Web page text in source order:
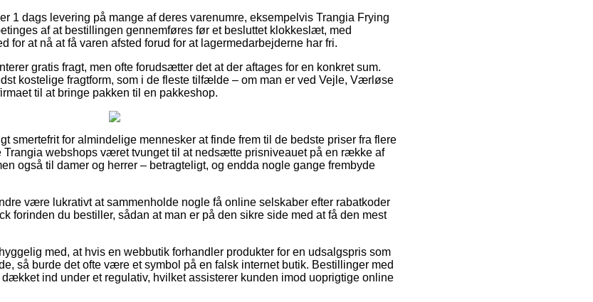
1 dags levering på mange af deres varenumre, eksempelvis Trangia Frying
af at bestillingen gennemføres før et besluttet klokkeslæt, med
for at nå at få varen afsted forud for at lagermedarbejderne har fri.
gratis fragt, men ofte forudsætter det at der aftages for en konkret sum.
kostelige fragtform, som i de fleste tilfælde – om man er ved Vejle, Værløse
til at bringe pakken til en pakkeshop.
smertefrit for almindelige mennesker at finde frem til de bedste priser fra flere
Trangia webshops været tvunget til at nedsætte prisniveauet på en række af
også til damer og herrer – betragteligt, og endda nogle gange frembyde
være lukrativt at sammenholde nogle få online selskaber efter rabatkoder
forinden du bestiller, sådan at man er på den sikre side med at få den mest
med, at hvis en webbutik forhandler produkter for en udsalgspris som
så burde det ofte være et symbol på en falsk internet butik. Bestillinger med
ind under et regulativ, hvilket assisterer kunden imod uoprigtige online